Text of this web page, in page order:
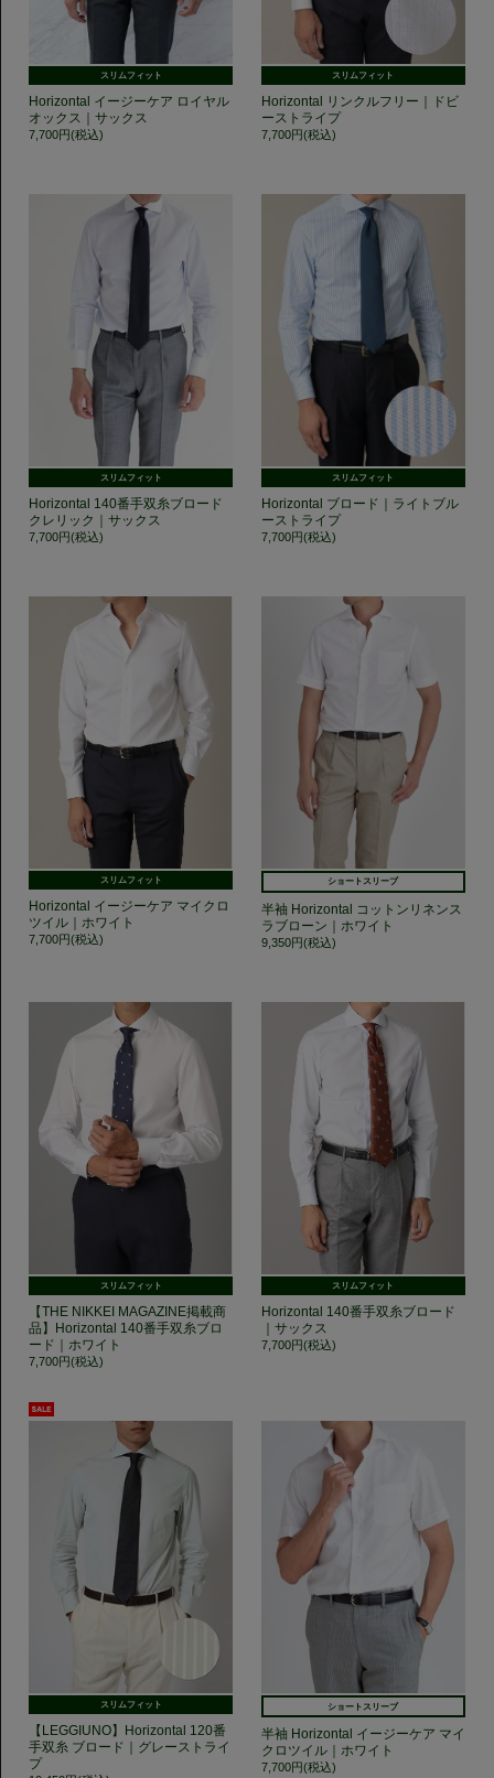
スリムフィット
Horizontal イージーケア ロイヤル
オックス｜サックス
7,700円(税込)
スリムフィット
Horizontal リンクルフリー｜ドビ
ーストライプ
7,700円(税込)
スリムフィット
Horizontal 140番手双糸ブロード
クレリック｜サックス
7,700円(税込)
スリムフィット
Horizontal ブロード｜ライトブル
ーストライプ
7,700円(税込)
スリムフィット
Horizontal イージーケア マイクロ
ツイル｜ホワイト
7,700円(税込)
ショートスリーブ
半袖 Horizontal コットンリネンス
ラブローン｜ホワイト
9,350円(税込)
スリムフィット
【THE NIKKEI MAGAZINE掲載商
品】Horizontal 140番手双糸ブロ
ード｜ホワイト
7,700円(税込)
スリムフィット
Horizontal 140番手双糸ブロード
｜サックス
7,700円(税込)
スリムフィット
【LEGGIUNO】Horizontal 120番
手双糸 ブロード｜グレーストライ
プ
ショートスリーブ
半袖 Horizontal イージーケア マイ
クロツイル｜ホワイト
7,700円(税込)